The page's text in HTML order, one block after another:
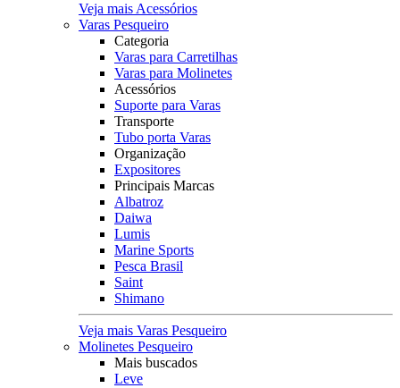
Veja mais Acessórios
Varas Pesqueiro
Categoria
Varas para Carretilhas
Varas para Molinetes
Acessórios
Suporte para Varas
Transporte
Tubo porta Varas
Organização
Expositores
Principais Marcas
Albatroz
Daiwa
Lumis
Marine Sports
Pesca Brasil
Saint
Shimano
Veja mais Varas Pesqueiro
Molinetes Pesqueiro
Mais buscados
Leve